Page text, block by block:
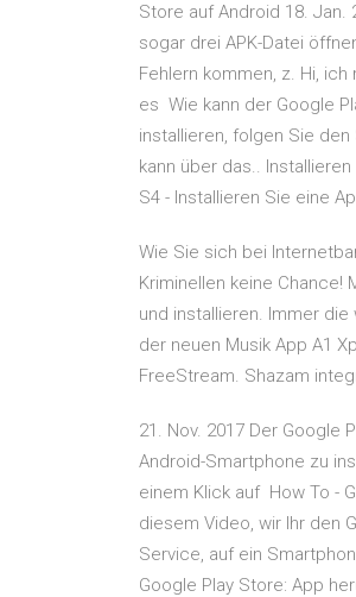
Store auf Android 18. Jan.
sogar drei APK-Datei
Fehlern kommen, z. Hi,
es Wie kann der Google
installieren, folgen Sie
kann über das..
S4 - Installieren Sie eine
Wie Sie sich bei
Kriminellen keine Chance!
und installieren. Immer
der neuen Musik App A1
FreeStream. Shazam
21. Nov. 2017 Der Google
Android-Smartphone zu
einem Klick auf How To -
diesem Video, wir Ihr den
Service, auf ein
Google Play Store: App